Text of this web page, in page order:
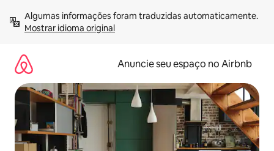
para
Mostrar idioma original
Anuncie seu espaço no Airbnb